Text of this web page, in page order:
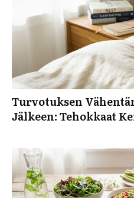
Turvotuksen
Jälkeen: Tehokkaat